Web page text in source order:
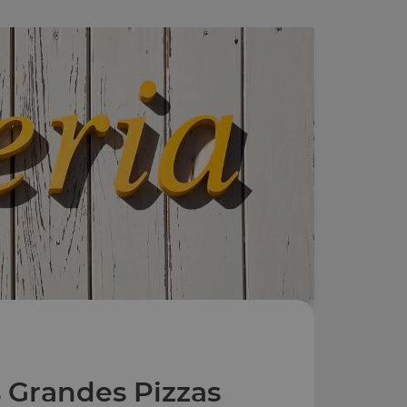
Grandes Pizzas